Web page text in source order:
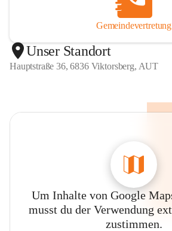
Gemeindevertretung
Unser Standort
Hauptstraße 36, 6836 Viktorsberg, AUT
Um Inhalte von Google
musst du der Verwendung
zustimmen.